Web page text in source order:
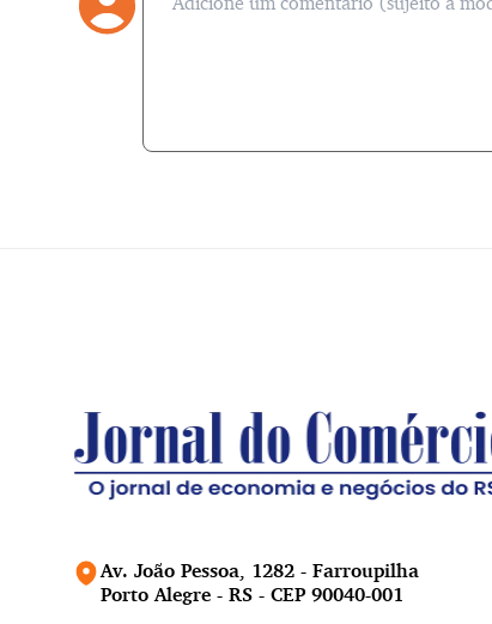
Av. João Pessoa, 1282 - Farroupilha
Porto Alegre - RS - CEP 90040-001